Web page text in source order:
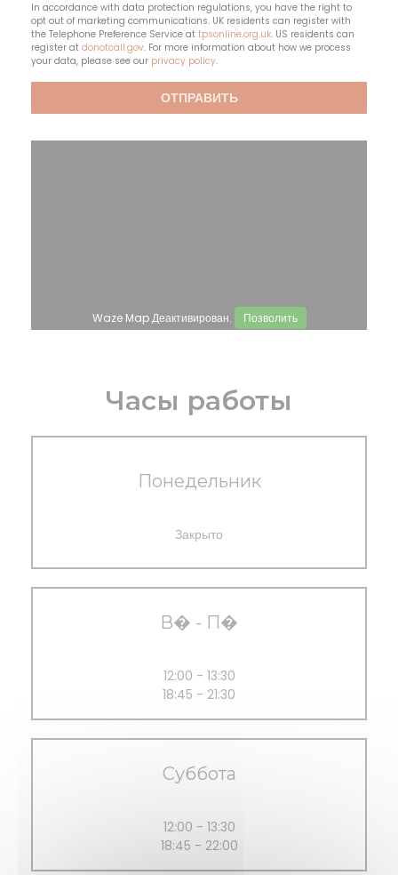
In accordance with data protection regulations, you have the right to
opt out of marketing communications. UK residents can register with
the Telephone Preference Service at tpsonline.org.uk. US residents can
register at donotcall.gov. For more information about how we process
your data, please see our privacy policy.
Waze Map Деактивирован. Позволить
Часы работы
Понедельник
Закрыто
В� - П�
12:00 - 13:30
18:45 - 21:30
Суббота
12:00 - 13:30
18:45 - 22:00